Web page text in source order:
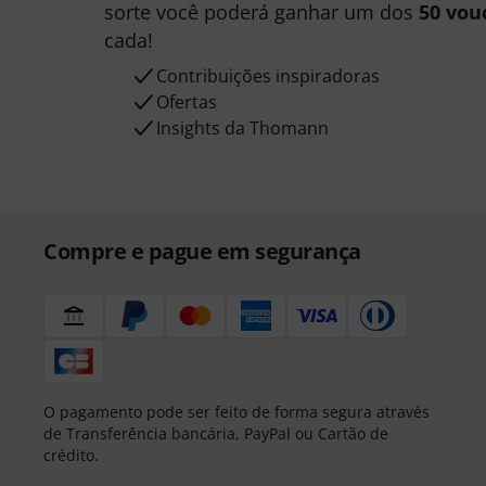
sorte você poderá ganhar um dos 50
cada!
Contribuições inspiradoras
Ofertas
Insights da Thomann
Compre e pague em segurança
O pagamento pode ser feito de forma segura através
de Transferência bancária, PayPal ou Cartão de
crédito.